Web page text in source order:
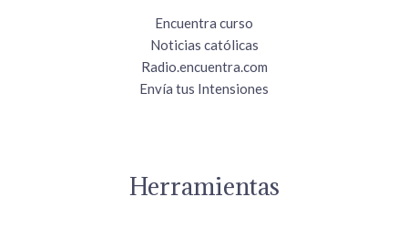
Encuentra curso
Noticias católicas
Radio.encuentra.com
Envía tus Intensiones
Herramientas